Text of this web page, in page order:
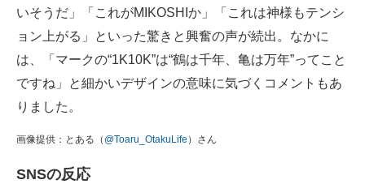
いそうだ」「これがMIKOSHIか」「これは神様もテンシ
ョン上がる」といった驚きと興奮の声が続出。なかに
は、「マークの“1K10K”は“鶴は千年、亀は万年”ってこと
ですね」と細かいデザインの意味に気づくコメントもあ
りました。
画像提供：とある（ @Toaru_OtakuLife ）さん
SNSの反応